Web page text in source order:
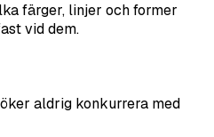
färger, linjer och former
vid dem.
aldrig konkurrera med